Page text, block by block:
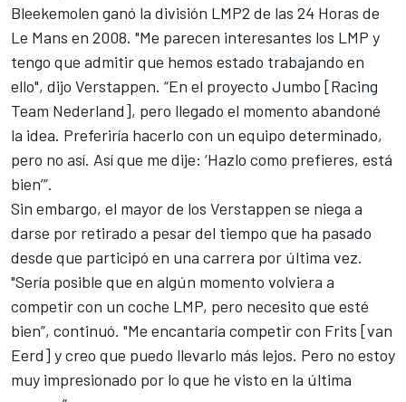
Bleekemolen ganó la división LMP2 de las 24 Horas de
Le Mans en 2008. "Me parecen interesantes los LMP y
tengo que admitir que hemos estado trabajando en
ello", dijo Verstappen. “En el proyecto Jumbo [Racing
Team Nederland], pero llegado el momento abandoné
la idea. Preferiría hacerlo con un equipo determinado,
pero no así. Así que me dije: ‘Hazlo como prefieres, está
bien’”.
Sin embargo, el mayor de los Verstappen se niega a
darse por retirado a pesar del tiempo que ha pasado
desde que participó en una carrera por última vez.
"Sería posible que en algún momento volviera a
competir con un coche LMP, pero necesito que esté
bien”, continuó. "Me encantaría competir con Frits [van
Eerd] y creo que puedo llevarlo más lejos. Pero no estoy
muy impresionado por lo que he visto en la última